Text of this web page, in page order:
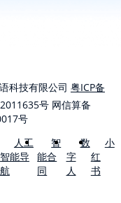
科技有限公司 粤ICP备
号 网信算备
号
人工
智能导
航
智
能合
同
数
字
人
小
红
书